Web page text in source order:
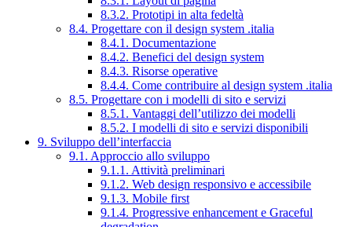
8.3.2. Prototipi in alta fedeltà
8.4. Progettare con il design system .italia
8.4.1. Documentazione
8.4.2. Benefici del design system
8.4.3. Risorse operative
8.4.4. Come contribuire al design system .italia
8.5. Progettare con i modelli di sito e servizi
8.5.1. Vantaggi dell’utilizzo dei modelli
8.5.2. I modelli di sito e servizi disponibili
9. Sviluppo dell’interfaccia
9.1. Approccio allo sviluppo
9.1.1. Attività preliminari
9.1.2. Web design responsivo e accessibile
9.1.3. Mobile first
9.1.4. Progressive enhancement e Graceful